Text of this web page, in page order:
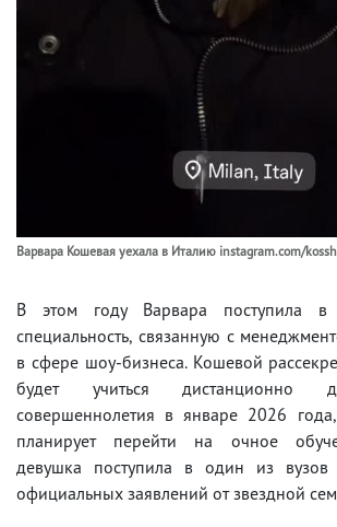
Варвара Кошевая уехала в Италию instagram.com/
В этом году Варвара поступила в
специальность, связанную с
в сфере шоу-бизнеса. Кошевой
будет учиться дистанционно
совершеннолетия в январе 2026
планирует перейти на очное
девушка поступила в один из
официальных заявлений от звездной